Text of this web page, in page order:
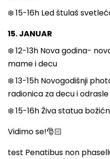
❄️ 15-16h Led štulaš
15. JANUAR
❄️ 12-13h Nova godina-
mame i decu
❄️ 13-15h Novogodišnji
radionica za decu i odrasle
❄️ 15-16h Živa statua
Vidimo se!🎅🏻
test Penatibus non